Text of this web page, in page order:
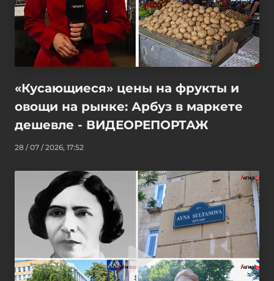
«Кусающиеся» цены на фрукты и
овощи на рынке: Арбуз в маркете
дешевле - ВИДЕОРЕПОРТАЖ
28 / 07 / 2026, 17:52